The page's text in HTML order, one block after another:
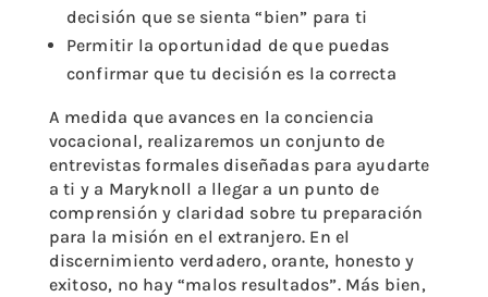
decisión que se sienta “bien” para ti
Permitir la oportunidad de que puedas
confirmar que tu decisión es la correcta
A medida que avances en la conciencia
vocacional, realizaremos un conjunto de
entrevistas formales diseñadas para ayudarte
a ti y a Maryknoll a llegar a un punto de
comprensión y claridad sobre tu preparación
para la misión en el extranjero. En el
discernimiento verdadero, orante, honesto y
exitoso, no hay “malos resultados”. Más bien,